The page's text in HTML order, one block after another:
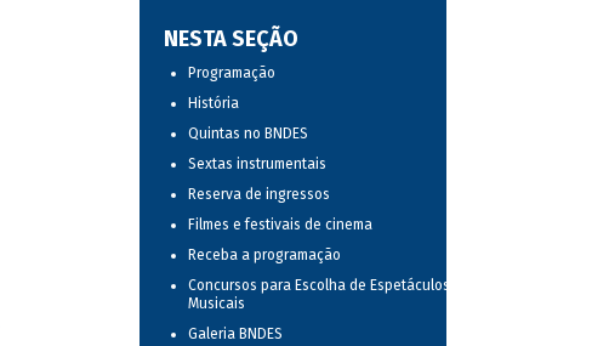
NESTA SEÇÃO
Programação
História
Quintas no BNDES
Sextas instrumentais
Reserva de ingressos
Filmes e festivais de cinema
Receba a programação
Concursos para Escolha de Espetáculos
Musicais
Galeria BNDES